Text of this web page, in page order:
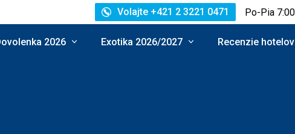
Volajte +421 2 3221 0471
2026 Exotika 2026/2027 Recenzie hotelov